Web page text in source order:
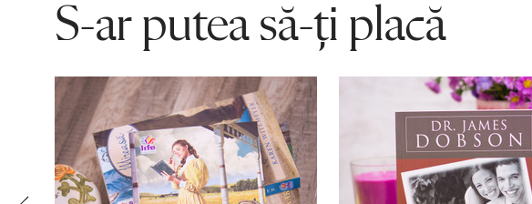
S-ar putea să-ți placă